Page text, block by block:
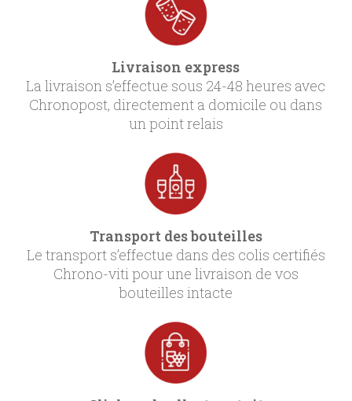
Livraison express
La livraison s’effectue sous 24-48 heures avec
Chronopost, directement a domicile ou dans
un point relais
Transport des bouteilles
Le transport s’effectue dans des colis certifiés
Chrono-viti pour une livraison de vos
bouteilles intacte